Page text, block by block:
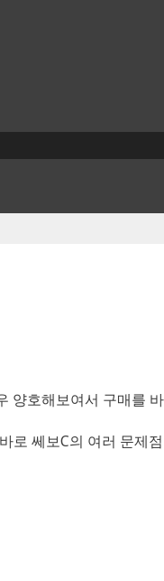
양호해보여서 구매를
쎄보C의 여러 문제